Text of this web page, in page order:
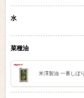
水
菜種油
米澤製油 一番しぼ